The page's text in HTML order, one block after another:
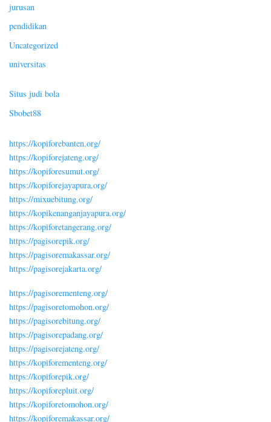
jurusan
pendidikan
Uncategorized
universitas
Situs judi bola
Sbobet88
https://kopiforebanten.org/
https://kopiforejateng.org/
https://kopiforesumut.org/
https://kopiforejayapura.org/
https://mixuebitung.org/
https://kopikenanganjayapura.org/
https://kopiforetangerang.org/
https://pagisorepik.org/
https://pagisoremakassar.org/
https://pagisorejakarta.org/
https://pagisorementeng.org/
https://pagisoretomohon.org/
https://pagisorebitung.org/
https://pagisorepadang.org/
https://pagisorejateng.org/
https://kopiforementeng.org/
https://kopiforepik.org/
https://kopiforepluit.org/
https://kopiforetomohon.org/
https://kopiforemakassar.org/